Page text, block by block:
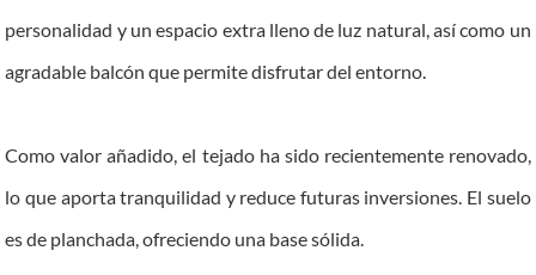
personalidad y un espacio extra lleno de luz natural, así como un
agradable balcón que permite disfrutar del entorno.
Como valor añadido, el tejado ha sido recientemente renovado,
lo que aporta tranquilidad y reduce futuras inversiones. El suelo
es de planchada, ofreciendo una base sólida.